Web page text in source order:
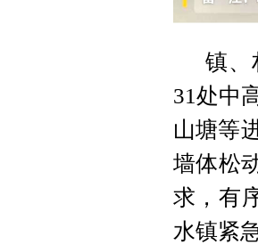
镇、
31处中
山塘等
墙体松
求，有
水镇紧